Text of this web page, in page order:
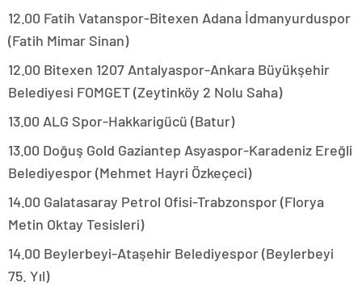
12.00 Fatih Vatanspor-Bitexen Adana İdmanyurduspor
(Fatih Mimar Sinan)
12.00 Bitexen 1207 Antalyaspor-Ankara Büyükşehir
Belediyesi FOMGET (Zeytinköy 2 Nolu Saha)
13.00 ALG Spor-Hakkarigücü (Batur)
13.00 Doğuş Gold Gaziantep Asyaspor-Karadeniz Ereğli
Belediyespor (Mehmet Hayri Özkeçeci)
14.00 Galatasaray Petrol Ofisi-Trabzonspor (Florya
Metin Oktay Tesisleri)
14.00 Beylerbeyi-Ataşehir Belediyespor (Beylerbeyi
75. Yıl)